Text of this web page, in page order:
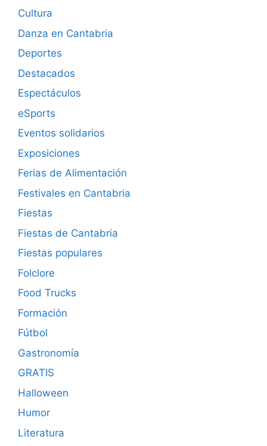
Cultura
Danza en Cantabria
Deportes
Destacados
Espectáculos
eSports
Eventos solidarios
Exposiciones
Ferias de Alimentación
Festivales en Cantabria
Fiestas
Fiestas de Cantabria
Fiestas populares
Folclore
Food Trucks
Formación
Fútbol
Gastronomía
GRATIS
Halloween
Humor
Literatura